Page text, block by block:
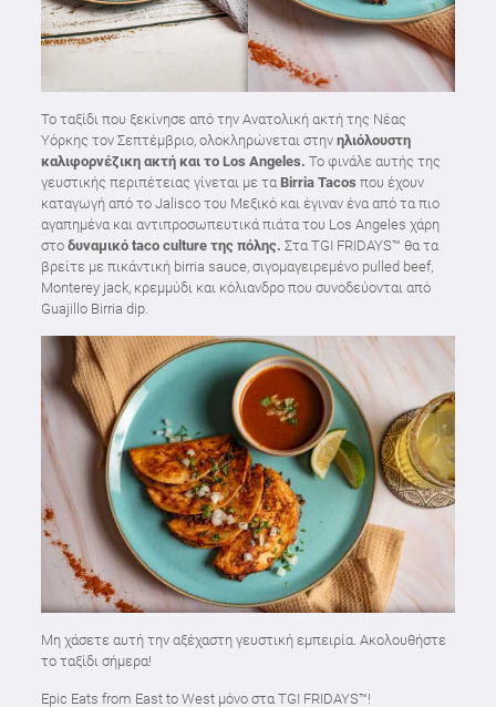
Το ταξίδι που ξεκίνησε από την Ανατολική ακτή της Νέας
Υόρκης τον Σεπτέμβριο, ολοκληρώνεται στην ηλιόλουστη
καλιφορνέζικη ακτή και το Los Angeles. Το φινάλε αυτής της
γευστικής περιπέτειας γίνεται με ταBirria Tacos που έχουν
καταγωγή από το Jalisco του Μεξικό και έγιναν ένα από τα πιο
αγαπημένα και αντιπροσωπευτικά πιάτα του Los Angeles χάρη
στο δυναμικό taco culture της πόλης. Στα TGI FRIDAYS™ θα τα
βρείτε με πικάντική birria sauce, σιγομαγειρεμένο pulled beef,
Monterey jack, κρεμμύδι και κόλιανδρο που συνοδεύονται από
Guajillo Birria dip.
Μη χάσετε αυτή την αξέχαστη γευστική εμπειρία. Ακολουθήστε
το ταξίδι σήμερα!
Epic Eats from East to West μόνο στα TGI FRIDAYS™!